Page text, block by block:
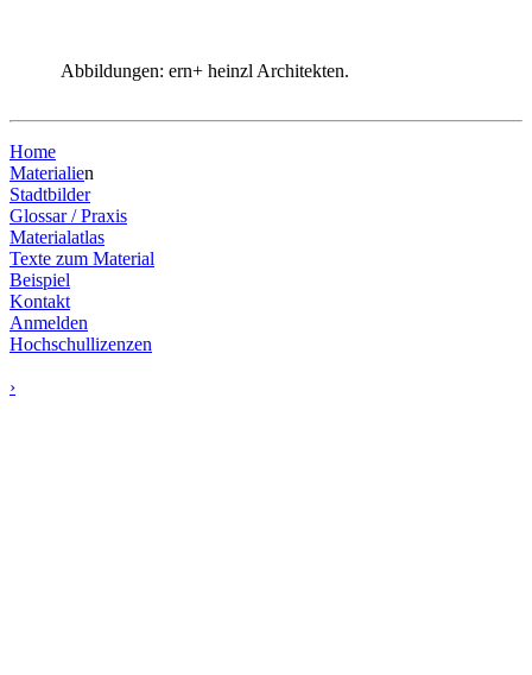
Abbildungen: ern+ heinzl Architekten.
Home
Materialien
Stadtbilder
Glossar / Praxis
Materialatlas
Texte zum Material
Beispiel
Kontakt
Anmelden
Hochschullizenzen
›